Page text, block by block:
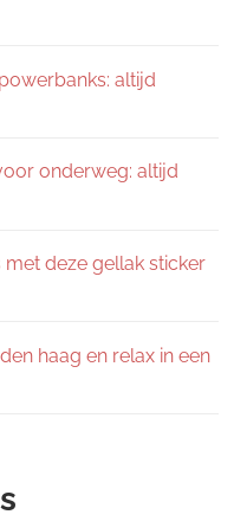
altijd
onderweg: altijd
deze gellak sticker
haag en relax in een